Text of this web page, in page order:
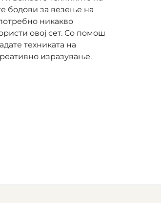
бодови за везење на
никакво
овој сет. Со помош
техниката на
изразување.